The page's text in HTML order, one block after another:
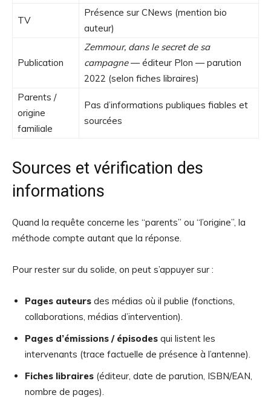
TV
Présence sur CNews (mention bio
auteur)
Publication
Zemmour, dans le secret de sa
campagne— éditeur Plon — parution
2022 (selon fiches libraires)
Parents /
origine
familiale
Pas d’informations publiques fiables et
sourcées
Sources et vérification des
informations
Quand la requête concerne les “parents” ou “l’origine”, la
méthode compte autant que la réponse.
Pour rester sur du solide, on peut s’appuyer sur :
Pages auteurs des médias où il publie (fonctions,
collaborations, médias d’intervention).
Pages d’émissions / épisodes qui listent les
intervenants (trace factuelle de présence à l’antenne).
Fiches libraires (éditeur, date de parution, ISBN/EAN,
nombre de pages).